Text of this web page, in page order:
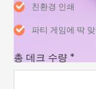
친환경 인쇄
파티 게임에 딱
총 데크 수량 *